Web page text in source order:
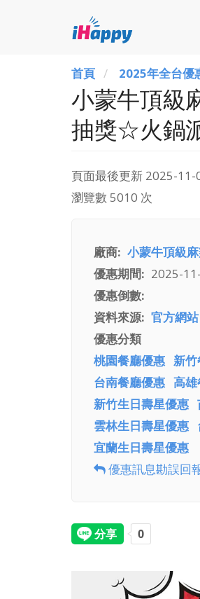
首頁 2025年全台優
小蒙牛頂
抽獎☆火鍋
頁面最後更新 2025-11-
瀏覽數 5010 次
廠商
小蒙牛頂級
優惠期間
2025-
優惠倒數
資料來源
官方網站
優惠分類
桃園餐廳優惠 新
台南餐廳優惠 高
新竹生日壽星優惠
雲林生日壽星優惠
宜蘭生日壽星優惠
優惠訊息勘誤回